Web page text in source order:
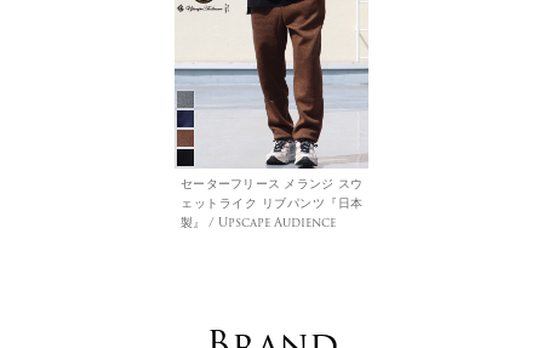
セーターフリース メランジ スウ
ェットライク リブパンツ『日本
製』 / Upscape Audience